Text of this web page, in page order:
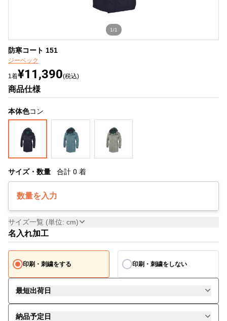
1/1
防寒コート 151
ジーベック
1着¥11,390(税込)
商品仕様
本体色コン
サイズ・数量 合計 0 着
数量を入力
サイズ一覧 (単位: cm)
名入れ加工
印刷・刺繍をする 印刷・刺繍をしない
最短出荷日
納品予定日